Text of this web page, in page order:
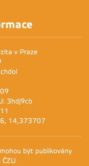
v Praze
3hdj9cb
14,373707
být publikovány
ČZU